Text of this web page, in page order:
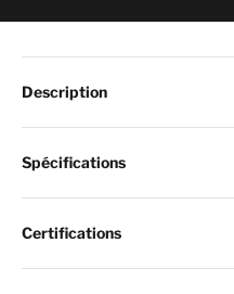
Description
Spécifications
Certifications